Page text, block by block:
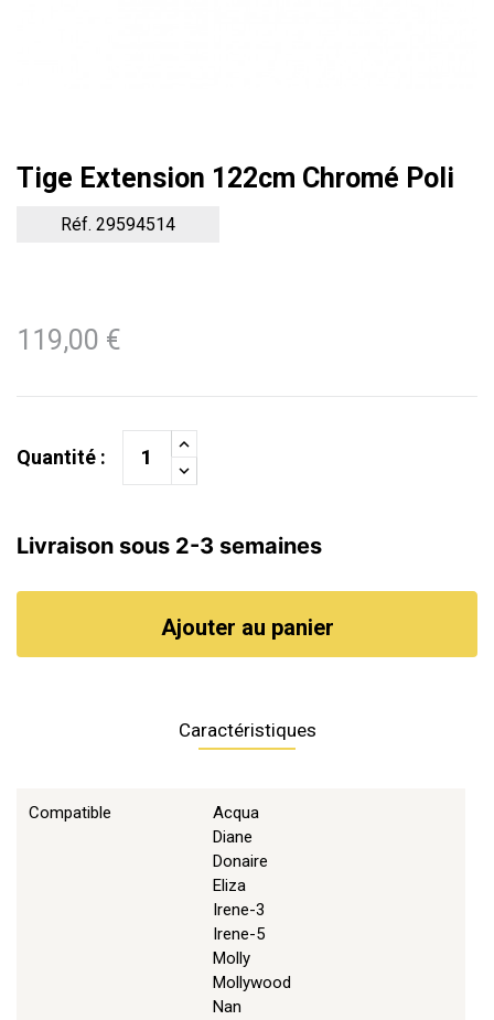
Tige Extension 122cm Chromé Poli
Réf. 29594514
119,00 €
Quantité :
Livraison sous 2-3 semaines
Ajouter au panier
Caractéristiques
Compatible
Acqua
Diane
Donaire
Eliza
Irene-3
Irene-5
Molly
Mollywood
Nan